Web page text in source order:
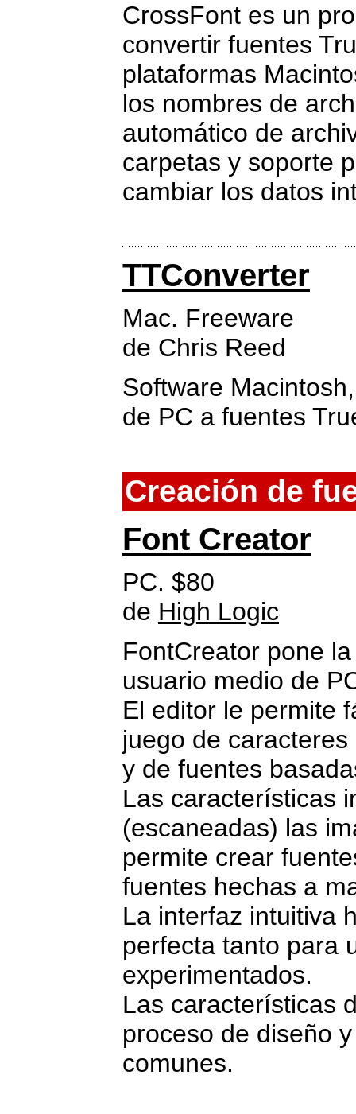
CrossFont es un
convertir fuentes
plataformas
los nombres de
automático de
carpetas y soporte
cambiar los datos
TTConverter
Mac. Freeware
de Chris Reed
Software
de PC a fuentes
Creación de
Font Creator
PC. $80
de High Logic
FontCreator pone
usuario medio de
El editor le permite
juego de
y de fuentes
Las características
(escaneadas) las
permite crear
fuentes hechas a
La interfaz intuitiva
perfecta tanto para
experimentados.
Las características
proceso de diseño
comunes.